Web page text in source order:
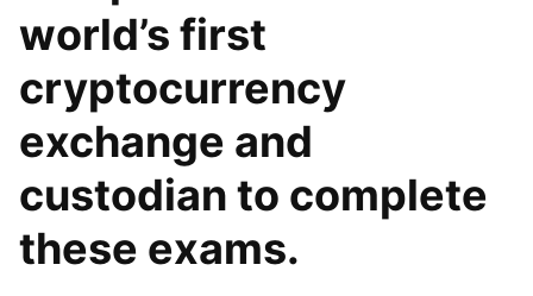
world’s first
cryptocurrency
exchange and
custodian to complete
these exams.